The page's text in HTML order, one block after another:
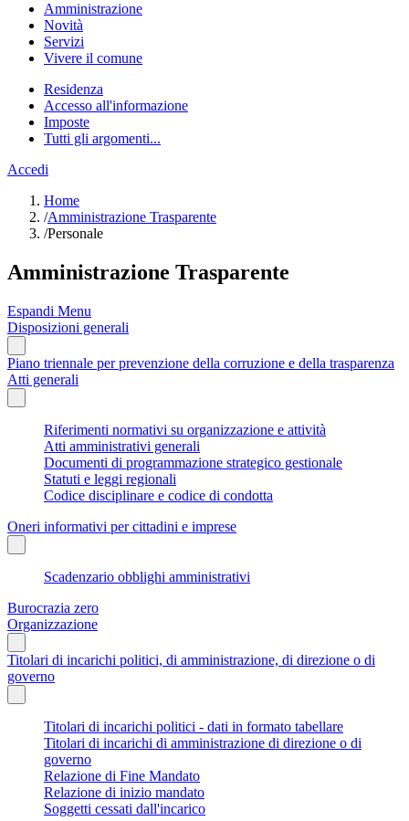
Amministrazione
Novità
Servizi
Vivere il comune
Residenza
Accesso all'informazione
Imposte
Tutti gli argomenti...
Accedi
Home
/Amministrazione Trasparente
/Personale
Amministrazione Trasparente
Espandi Menu
Disposizioni generali
Piano triennale per prevenzione della corruzione e della trasparenza
Atti generali
Riferimenti normativi su organizzazione e attività
Atti amministrativi generali
Documenti di programmazione strategico gestionale
Statuti e leggi regionali
Codice disciplinare e codice di condotta
Oneri informativi per cittadini e imprese
Scadenzario obblighi amministrativi
Burocrazia zero
Organizzazione
Titolari di incarichi politici, di amministrazione, di direzione o di
governo
Titolari di incarichi politici - dati in formato tabellare
Titolari di incarichi di amministrazione di direzione o di
governo
Relazione di Fine Mandato
Relazione di inizio mandato
Soggetti cessati dall'incarico